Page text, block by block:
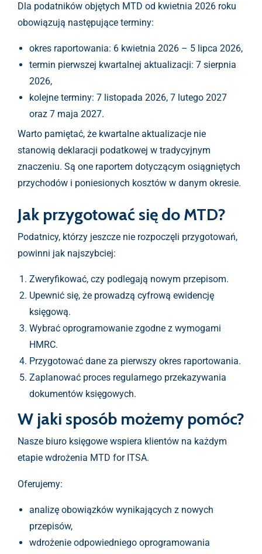
Dla podatników objętych MTD od kwietnia 2026 roku
obowiązują następujące terminy:
okres raportowania: 6 kwietnia 2026 – 5 lipca 2026,
termin pierwszej kwartalnej aktualizacji: 7 sierpnia
2026,
kolejne terminy: 7 listopada 2026, 7 lutego 2027
oraz 7 maja 2027.
Warto pamiętać, że kwartalne aktualizacje nie
stanowią deklaracji podatkowej w tradycyjnym
znaczeniu. Są one raportem dotyczącym osiągniętych
przychodów i poniesionych kosztów w danym okresie.
Jak przygotować się do MTD?
Podatnicy, którzy jeszcze nie rozpoczęli przygotowań,
powinni jak najszybciej:
Zweryfikować, czy podlegają nowym przepisom.
Upewnić się, że prowadzą cyfrową ewidencję
księgową.
Wybrać oprogramowanie zgodne z wymogami
HMRC.
Przygotować dane za pierwszy okres raportowania.
Zaplanować proces regularnego przekazywania
dokumentów księgowych.
W jaki sposób możemy pomóc?
Nasze biuro księgowe wspiera klientów na każdym
etapie wdrożenia MTD for ITSA.
Oferujemy:
analizę obowiązków wynikających z nowych
przepisów,
wdrożenie odpowiedniego oprogramowania